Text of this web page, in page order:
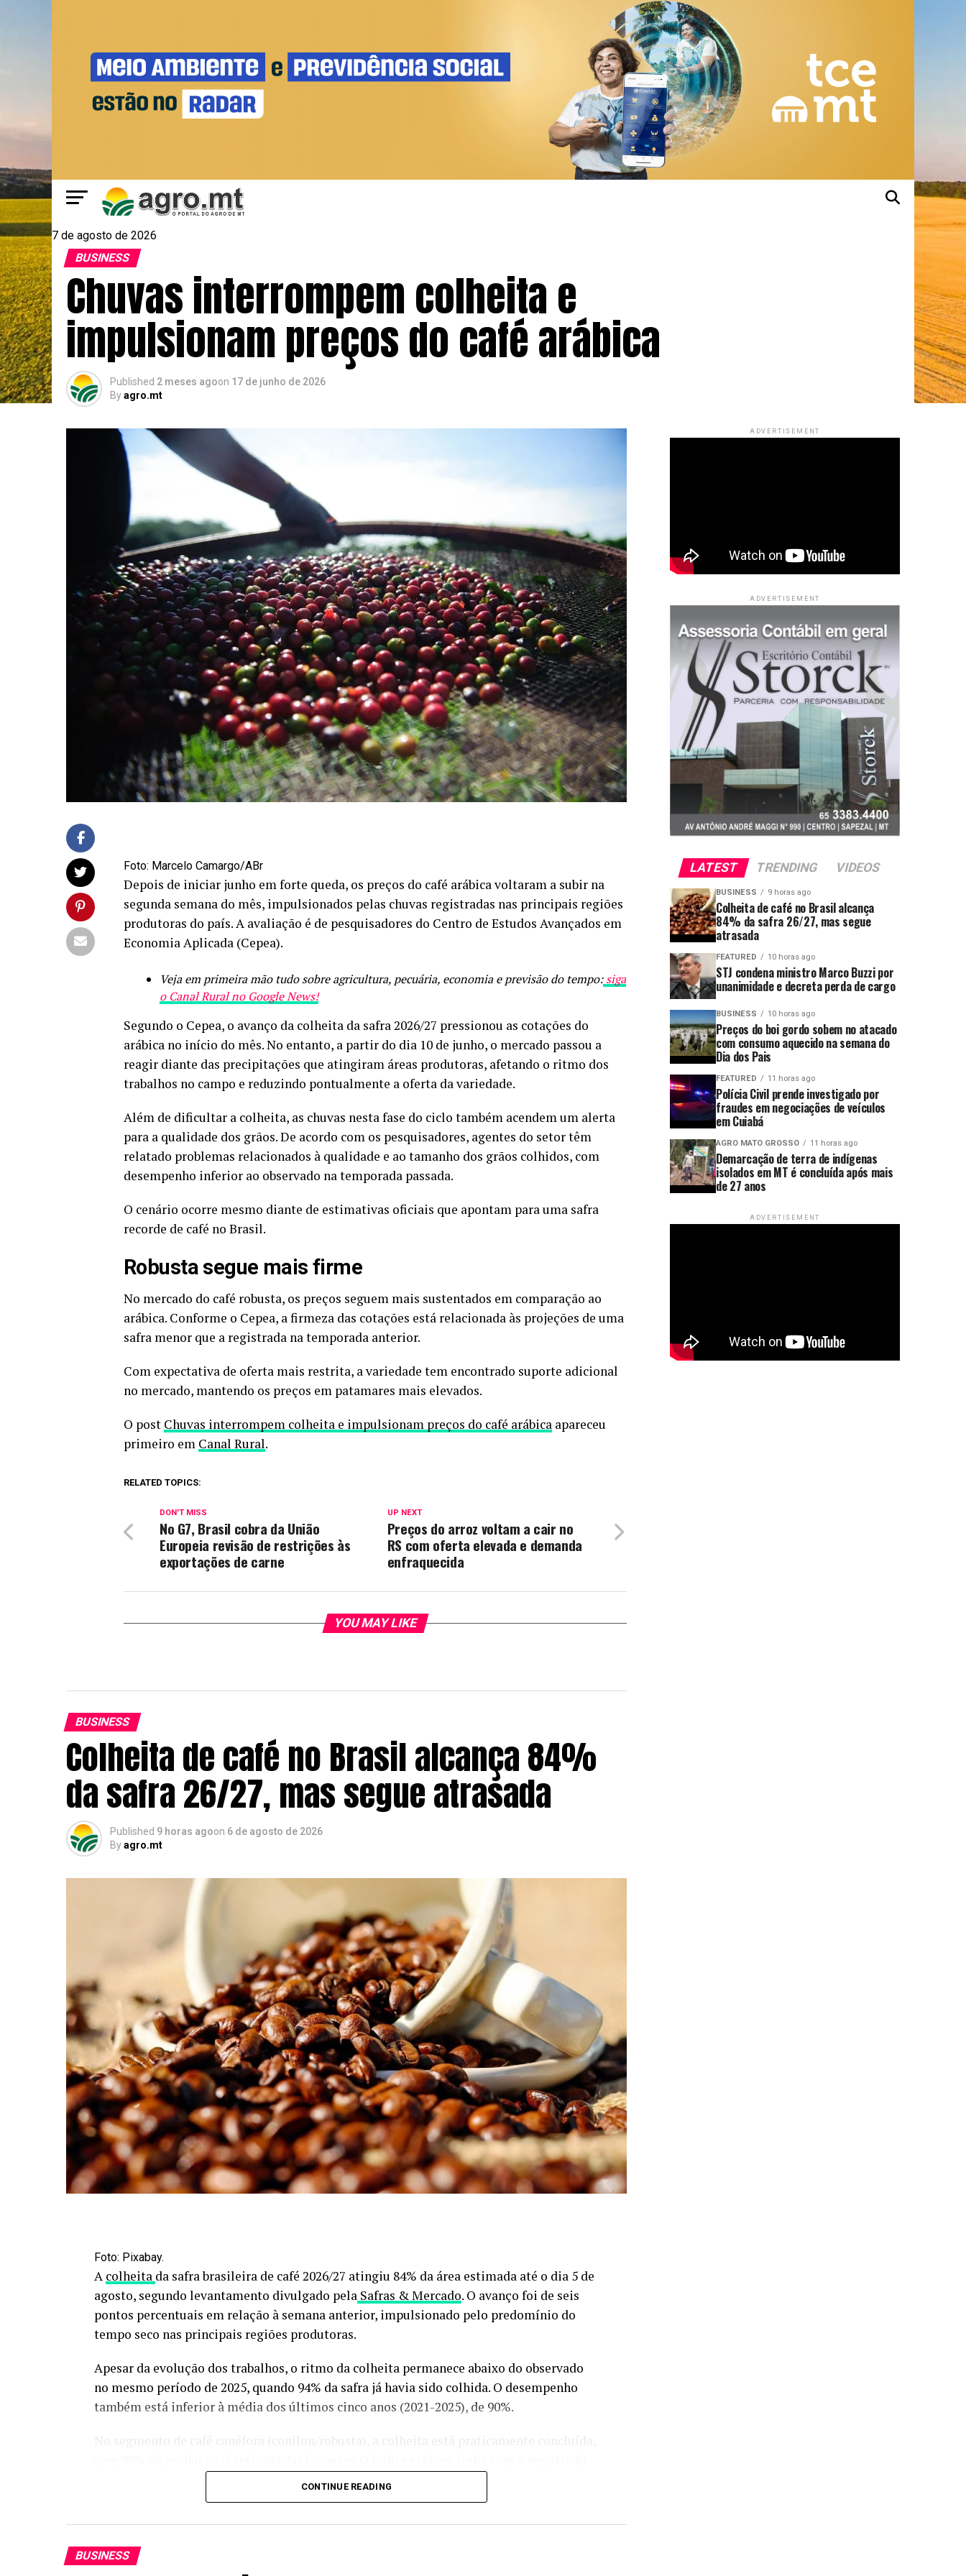
7 de agosto de 2026
BUSINESS
Chuvas interrompem colheita e
impulsionam preços do café arábica
Published 2 meses agoon 17 de junho de 2026
Byagro.mt
Foto: Marcelo Camargo/ABr
Depois de iniciar junho em forte queda, os preços do café arábica voltaram a subir na
segunda semana do mês, impulsionados pelas chuvas registradas nas principais regiões
produtoras do país. A avaliação é de pesquisadores do Centro de Estudos Avançados em
Economia Aplicada (Cepea).
Veja em primeira mão tudo sobre agricultura, pecuária, economia e previsão do tempo:siga
o Canal Rural no Google News!
Segundo o Cepea, o avanço da colheita da safra 2026/27 pressionou as cotações do
arábica no início do mês. No entanto, a partir do dia 10 de junho, o mercado passou a
reagir diante das precipitações que atingiram áreas produtoras, afetando o ritmo dos
trabalhos no campo e reduzindo pontualmente a oferta da variedade.
Além de dificultar a colheita, as chuvas nesta fase do ciclo também acendem um alerta
para a qualidade dos grãos. De acordo com os pesquisadores, agentes do setor têm
relatado problemas relacionados à qualidade e ao tamanho dos grãos colhidos, com
desempenho inferior ao observado na temporada passada.
O cenário ocorre mesmo diante de estimativas oficiais que apontam para uma safra
recorde de café no Brasil.
Robusta segue mais firme
No mercado do café robusta, os preços seguem mais sustentados em comparação ao
arábica. Conforme o Cepea, a firmeza das cotações está relacionada às projeções de uma
safra menor que a registrada na temporada anterior.
Com expectativa de oferta mais restrita, a variedade tem encontrado suporte adicional
no mercado, mantendo os preços em patamares mais elevados.
O post Chuvas interrompem colheita e impulsionam preços do café arábica apareceu
primeiro em Canal Rural.
RELATED TOPICS:
UP NEXT
Preços do arroz voltam a cair no
RS com oferta elevada e demanda
enfraquecida
DON'T MISS
No G7, Brasil cobra da União
Europeia revisão de restrições às
exportações de carne
YOU MAY LIKE
BUSINESS
Colheita de café no Brasil alcança 84%
da safra 26/27, mas segue atrasada
Published 9 horas agoon 6 de agosto de 2026
Byagro.mt
Foto: Pixabay.
A colheita da safra brasileira de café 2026/27 atingiu 84% da área estimada até o dia 5 de
agosto, segundo levantamento divulgado pela Safras & Mercado. O avanço foi de seis
pontos percentuais em relação à semana anterior, impulsionado pelo predomínio do
tempo seco nas principais regiões produtoras.
Apesar da evolução dos trabalhos, o ritmo da colheita permanece abaixo do observado
no mesmo período de 2025, quando 94% da safra já havia sido colhida. O desempenho
também está inferior à média dos últimos cinco anos (2021-2025), de 90%.
no mesmo período do ano passado e acima da média histórica de 98%.
Já a colheita do café arábica apresentou avanço significativo na última semana,
CONTINUE READING
BUSINESS
ADVERTISEMENT
ADVERTISEMENT
LATEST TRENDING VIDEOS
BUSINESS 9 horas ago
Colheita de café no Brasil alcança
84% da safra 26/27, mas segue
atrasada
FEATURED 10 horas ago
STJ condena ministro Marco Buzzi por
unanimidade e decreta perda de cargo
BUSINESS 10 horas ago
Preços do boi gordo sobem no atacado
com consumo aquecido na semana do
Dia dos Pais
FEATURED 11 horas ago
Polícia Civil prende investigado por
fraudes em negociações de veículos
em Cuiabá
AGRO MATO GROSSO 11 horas ago
Demarcação de terra de indígenas
isolados em MT é concluída após mais
de 27 anos
ADVERTISEMENT